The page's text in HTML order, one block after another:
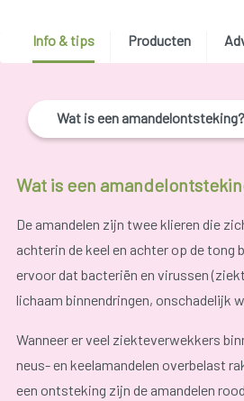
Info & tips Producten
Wat is een amandelontsteking?
Wat is een
De amandelen zijn twee klieren die
achterin de keel en achter op de tong
ervoor dat bacteriën en virussen
lichaam binnendringen, onschadelijk
Wanneer er veel ziekteverwekkers
neus- en keelamandelen overbelast
een ontsteking zijn de amandelen